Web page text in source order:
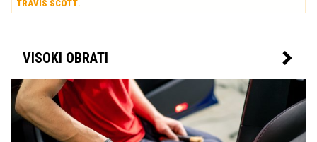
TRAVIS SCOTT.
VISOKI OBRATI